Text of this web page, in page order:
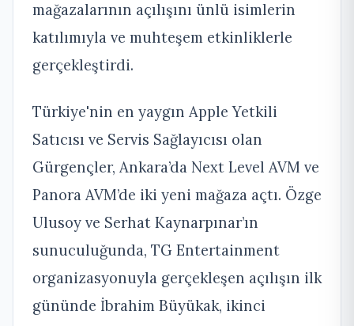
mağazalarının açılışını ünlü isimlerin
katılımıyla ve muhteşem etkinliklerle
gerçekleştirdi.
Türkiye'nin en yaygın Apple Yetkili
Satıcısı ve Servis Sağlayıcısı olan
Gürgençler, Ankara’da Next Level AVM ve
Panora AVM’de iki yeni mağaza açtı. Özge
Ulusoy ve Serhat Kaynarpınar’ın
sunuculuğunda, TG Entertainment
organizasyonuyla gerçekleşen açılışın ilk
gününde İbrahim Büyükak, ikinci